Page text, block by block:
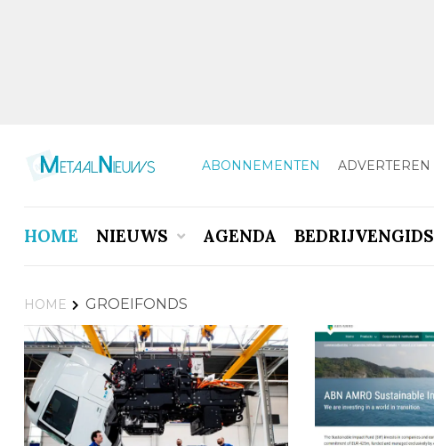
ABONNEMENTEN ADVERTEREN
HOME NIEUWS AGENDA BEDRIJVENGIDS
HOME GROEIFONDS